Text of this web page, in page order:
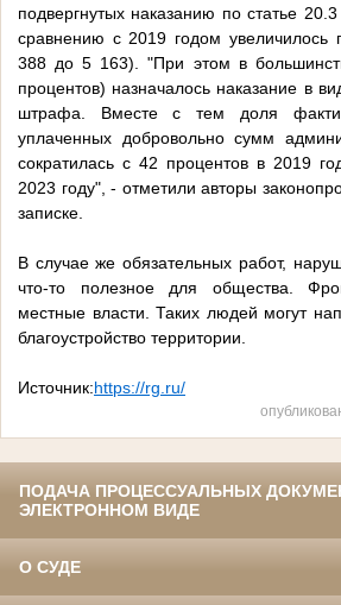
подвергнутых наказанию по статье
сравнению с 2019 годом увеличилось
388 до 5 163). "При этом в
процентов) назначалось наказание в
штрафа. Вместе с тем доля
уплаченных добровольно сумм
сократилась с 42 процентов в 2019
2023 году", - отметили авторы
записке.
В случае же обязательных работ,
что-то полезное для общества.
местные власти. Таких людей могут
благоустройство территории.
Источник:https://rg.ru/
ПОДАЧА ПРОЦЕССУАЛЬНЫХ
ЭЛЕКТРОННОМ ВИДЕ
О СУДЕ